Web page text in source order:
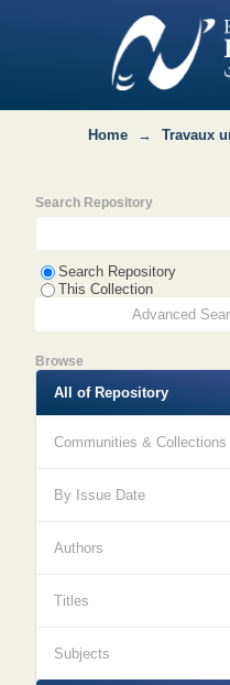
Browsing
Home → Travaux
Search Repository
Search Repository
This Collection
Advanced
Browse
All of Repository
Communities & Collections
By Issue Date
Authors
Titles
Subjects